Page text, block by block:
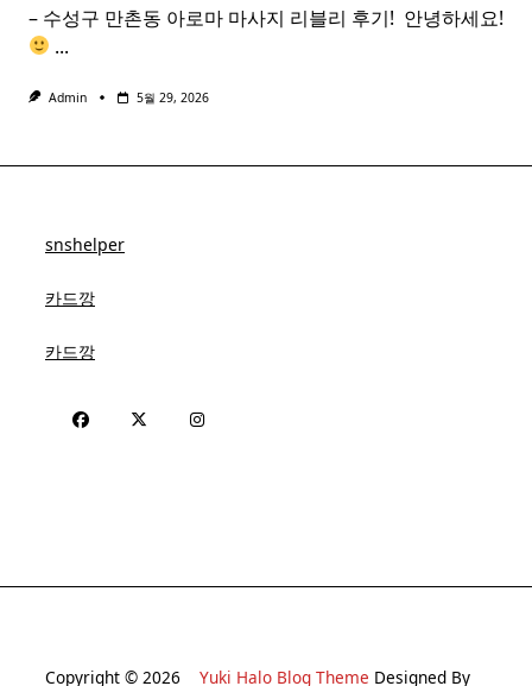
– 수성구 만촌동 아로마 마사지 리블리 후기! ​ 안녕하세요!
...
Admin 5월 29, 2026
snshelper
카드깡
카드깡
Copyright © 2026 Yuki Halo Blog Theme Designed By